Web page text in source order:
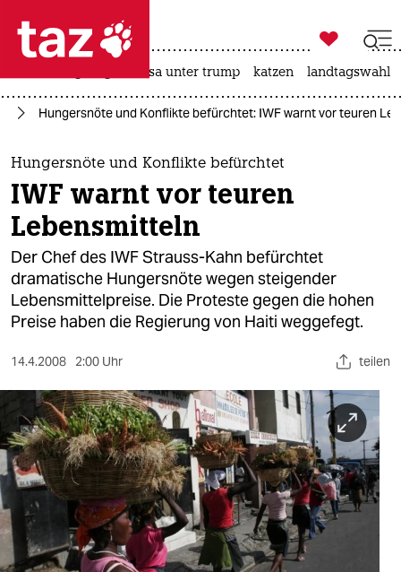
 taz zahl ich
taz zahl ich
themen
politik
öko
gesellschaft
kultur
sport
berlin
nord
wahrheit
verlag
verlag

taz zahl ich
usa unter trump katzen landtagswahl
Hungersnöte und Konflikte befürchtet: IWF warnt vor teuren
Hungersnöte und Konflikte befürchtet
IWF warnt vor teuren
Lebensmitteln
Der Chef des IWF Strauss-Kahn befürchtet
dramatische Hungersnöte wegen steigender
Lebensmittelpreise. Die Proteste gegen die hohen
Preise haben die Regierung von Haiti weggefegt.
14.4.2008 2:00 Uhr teilen